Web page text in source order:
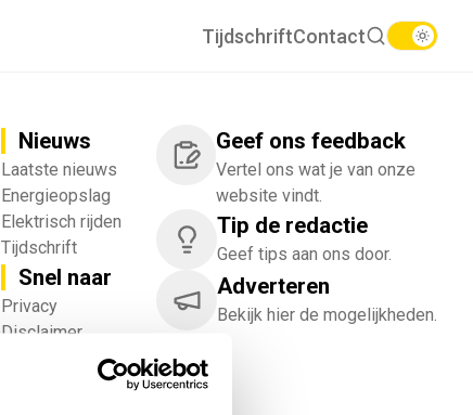
TijdschriftContact
Nieuws
Laatste nieuws
Energieopslag
Elektrisch rijden
Tijdschrift
Snel naar
Privacy
Disclaimer
Geef ons feedback
Vertel ons wat je van onze
website vindt.
Tip de redactie
Geef tips aan ons door.
Adverteren
Bekijk hier de mogelijkheden.